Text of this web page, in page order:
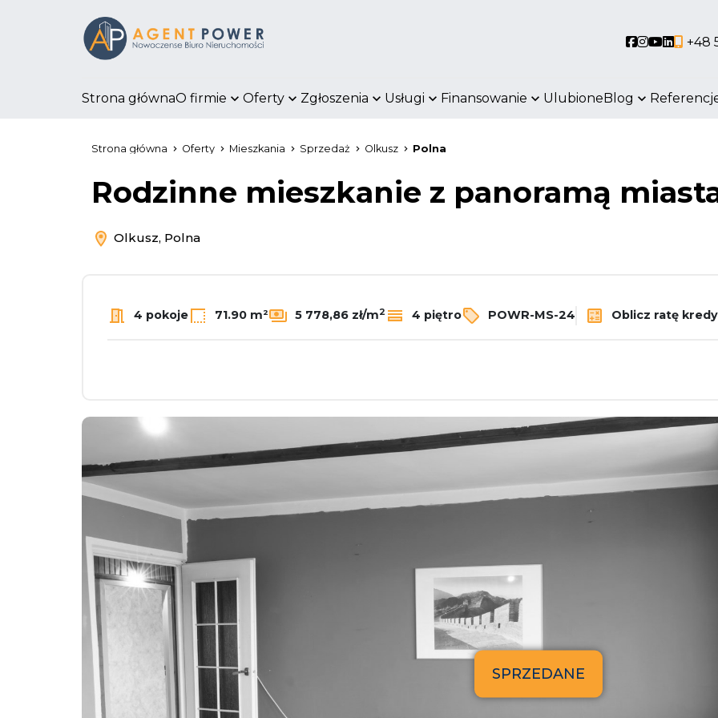
Social link
Social link
Social
Social
+48
Strona głównaO firmie Oferty Zgłoszenia Usługi Finansowanie UlubioneBlog
Strona główna Oferty Mieszkania Sprzedaż Olkusz Polna
Rodzinne mieszkanie z panoramą
Olkusz, Polna
4 pokoje 71.90 m² 5 778,86 zł/m2 4 piętro POWR-MS-24 Oblicz ratę
SPRZEDANE